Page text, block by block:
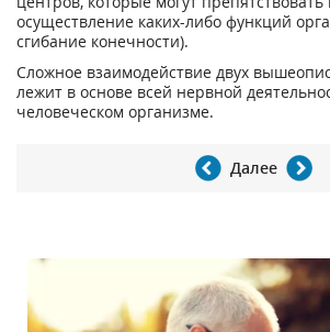
осуществление каких-либо функций
сгибание конечности).
Сложное взаимодействие двух
лежит в основе всей нервной
человеческом организме.
Далее